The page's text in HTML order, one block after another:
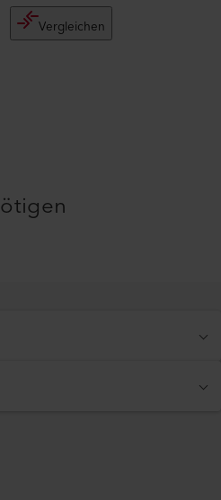
Vergleichen